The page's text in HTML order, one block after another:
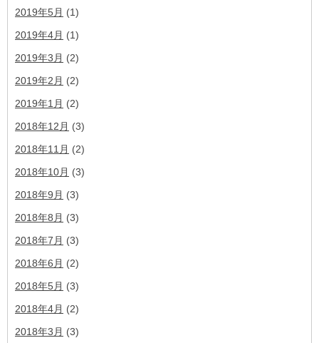
2019年5月 (1)
2019年4月 (1)
2019年3月 (2)
2019年2月 (2)
2019年1月 (2)
2018年12月 (3)
2018年11月 (2)
2018年10月 (3)
2018年9月 (3)
2018年8月 (3)
2018年7月 (3)
2018年6月 (2)
2018年5月 (3)
2018年4月 (2)
2018年3月 (3)